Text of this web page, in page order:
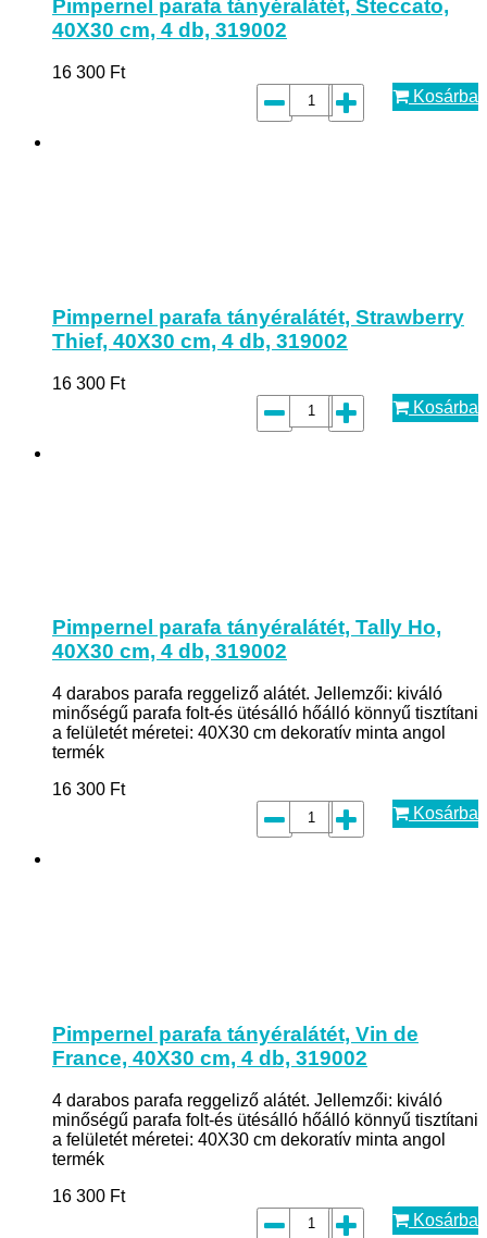
Pimpernel parafa tányéralátét, Steccato,
40X30 cm, 4 db, 319002
16 300 Ft
Kosárba
Pimpernel parafa tányéralátét, Strawberry
Thief, 40X30 cm, 4 db, 319002
16 300 Ft
Kosárba
Pimpernel parafa tányéralátét, Tally Ho,
40X30 cm, 4 db, 319002
4 darabos parafa reggeliző alátét. Jellemzői: kiváló
minőségű parafa folt-és ütésálló hőálló könnyű tisztítani
a felületét méretei: 40X30 cm dekoratív minta angol
termék
16 300 Ft
Kosárba
Pimpernel parafa tányéralátét, Vin de
France, 40X30 cm, 4 db, 319002
4 darabos parafa reggeliző alátét. Jellemzői: kiváló
minőségű parafa folt-és ütésálló hőálló könnyű tisztítani
a felületét méretei: 40X30 cm dekoratív minta angol
termék
16 300 Ft
Kosárba